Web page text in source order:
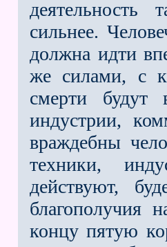
деятельность
сильнее.
должна идти
же силами, с
смерти будут
индустрии,
враждебны
техники,
действуют,
благополучия
концу пятую